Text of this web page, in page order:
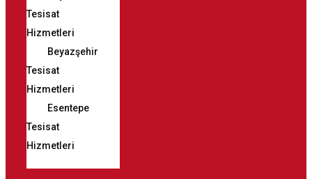
Tesisat
Hizmetleri
Beyazşehir
Tesisat
Hizmetleri
Esentepe
Tesisat
Hizmetleri